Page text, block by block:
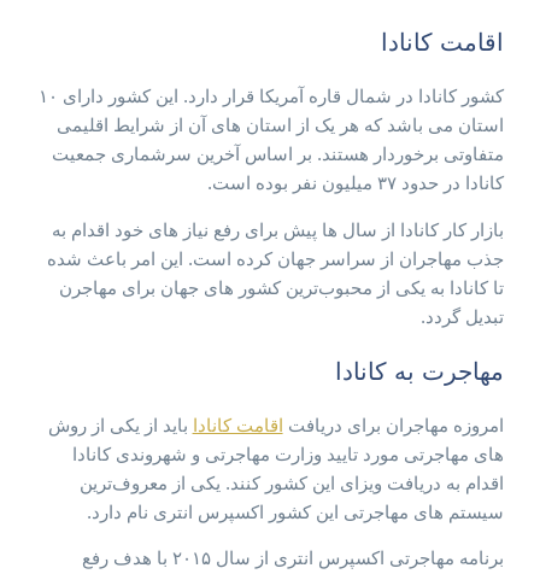
اقامت کانادا
کشور کانادا در شمال قاره آمریکا قرار دارد. این کشور دارای ۱۰
استان می باشد که هر یک از استان های آن از شرایط اقلیمی
متفاوتی برخوردار هستند. بر اساس آخرین سرشماری جمعیت
کانادا در حدود ۳۷ میلیون نفر بوده است.
بازار کار کانادا از سال ها پیش برای رفع نیاز های خود اقدام به
جذب مهاجران از سراسر جهان کرده است. این امر باعث شده
تا کانادا به یکی از محبوب‌ترین کشور های جهان برای مهاجرن
تبدیل گردد.
مهاجرت به کانادا
امروزه مهاجران برای دریافت اقامت کانادا
باید از یکی از روش
های مهاجرتی مورد تایید وزارت مهاجرتی و شهروندی کانادا
اقدام به دریافت ویزای این کشور کنند. یکی از معروف‌ترین
سیستم های مهاجرتی این کشور اکسپرس انتری نام دارد.
برنامه مهاجرتی اکسپرس انتری از سال ۲۰۱۵ با هدف رفع